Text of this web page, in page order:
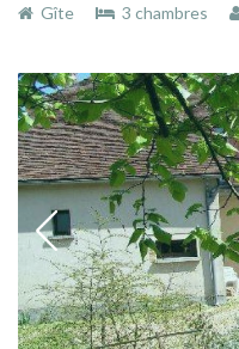
Gîte
3 chambres